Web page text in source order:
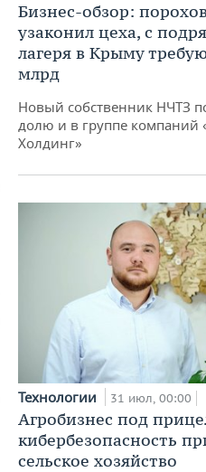
Бизнес-обзор:
узаконил цеха, с
лагеря в Крыму
млрд
Новый собственник НЧТЗ
долю и в группе компаний
Холдинг»
Технологии 31 июл, 00:00
Агробизнес под
кибербезопасность
сельское хозяйство